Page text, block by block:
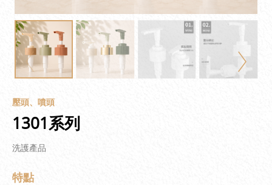
壓頭、噴頭
1301系列
洗護產品
特點